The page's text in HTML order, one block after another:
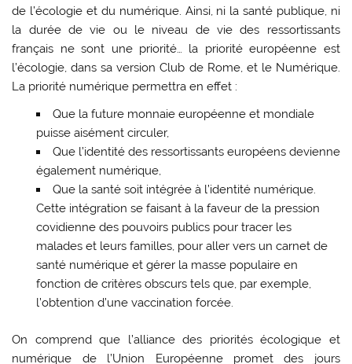
de l’écologie et du numérique. Ainsi, ni la santé publique, ni
la durée de vie ou le niveau de vie des ressortissants
français ne sont une priorité… la priorité européenne est
l’écologie, dans sa version Club de Rome, et le Numérique.
La priorité numérique permettra en effet :
Que la future monnaie européenne et mondiale
puisse aisément circuler,
Que l’identité des ressortissants européens devienne
également numérique,
Que la santé soit intégrée à l’identité numérique.
Cette intégration se faisant à la faveur de la pression
covidienne des pouvoirs publics pour tracer les
malades et leurs familles, pour aller vers un carnet de
santé numérique et gérer la masse populaire en
fonction de critères obscurs tels que, par exemple,
l’obtention d’une vaccination forcée.
On comprend que l’alliance des priorités écologique et
numérique de l’Union Européenne promet des jours